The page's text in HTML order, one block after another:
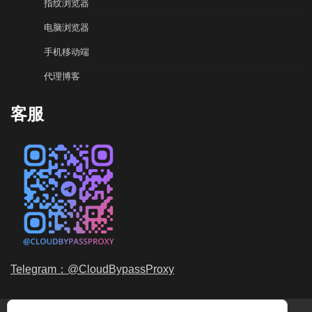
指纹浏览器
电脑浏览器
手机移动端
代理博客
客服
Telegram：@CloudBypassProxy